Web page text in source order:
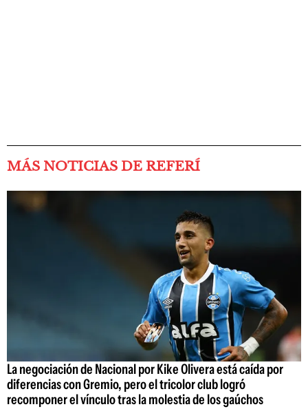
MÁS NOTICIAS DE REFERÍ
La negociación de Nacional por Kike Olivera está caída por
diferencias con Gremio, pero el tricolor club logró
recomponer el vínculo tras la molestia de los gaúchos